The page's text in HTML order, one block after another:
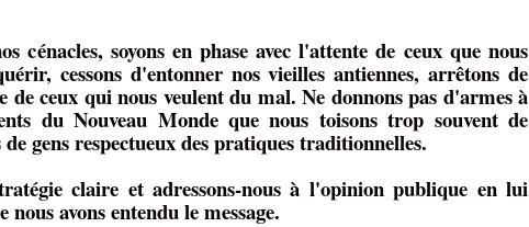
cénacles, soyons en phase avec l'attente de ceux que nous
cessons d'entonner nos vieilles antiennes, arrêtons de
de ceux qui nous veulent du mal. Ne donnons pas d'armes à
du Nouveau Monde que nous toisons trop souvent de
gens respectueux des pratiques traditionnelles.
claire et adressons-nous à l'opinion publique en lui
avons entendu le message.